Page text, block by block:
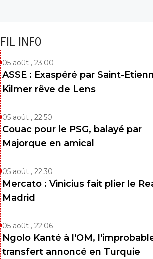
FIL INFO
05 août , 23:00
ASSE : Exaspéré par Saint-
Kilmer rêve de Lens
05 août , 22:50
Couac pour le PSG, balayé par
Majorque en amical
05 août , 22:30
Mercato : Vinicius fait plier le
Madrid
05 août , 22:06
Ngolo Kanté à l'OM,
transfert annoncé en Turquie